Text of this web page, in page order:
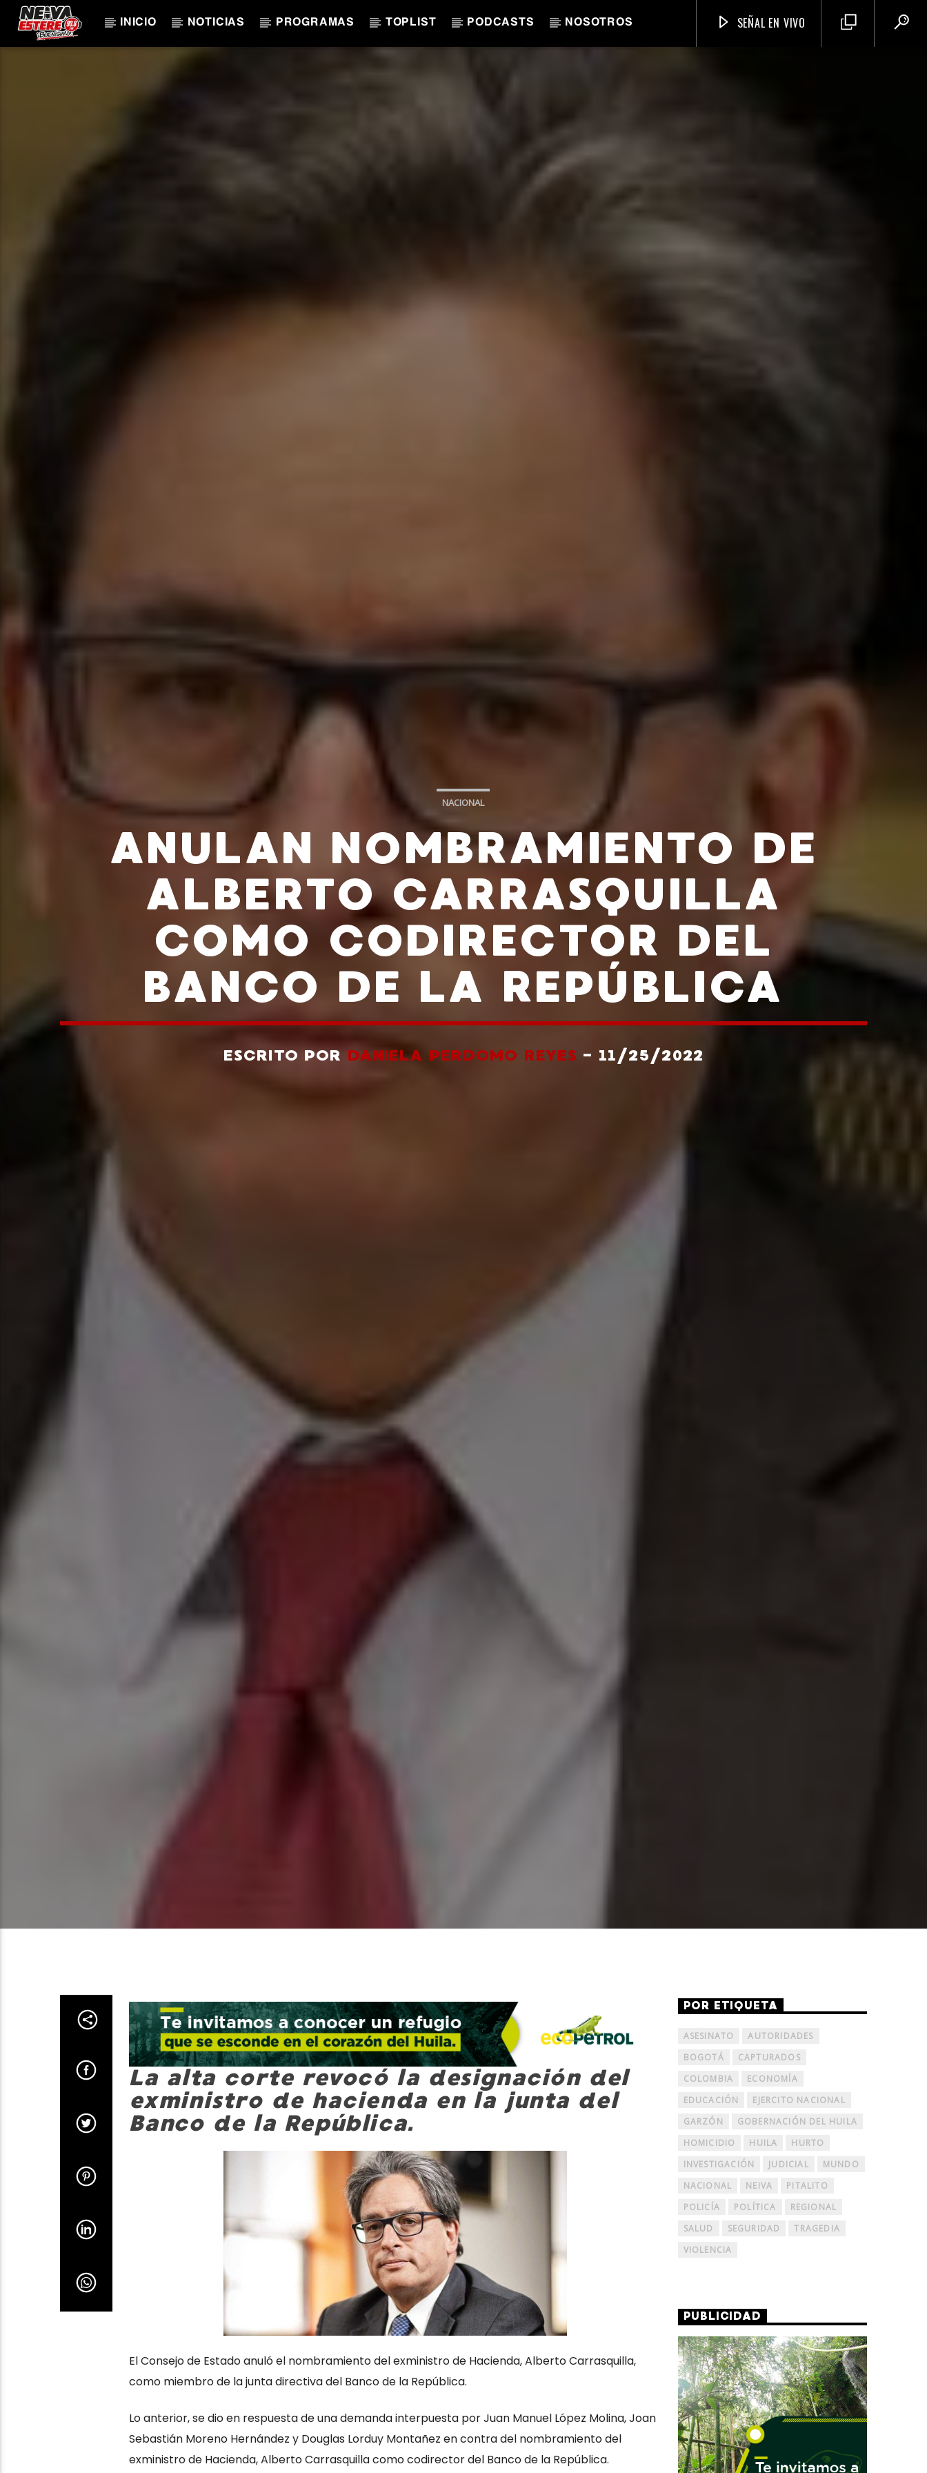
INICIO NOTICIAS PROGRAMAS TOPLIST PODCASTS NOSOTROS SEÑAL EN VIVO
NACIONAL
ANULAN NOMBRAMIENTO DE
ALBERTO CARRASQUILLA
COMO CODIRECTOR DEL
BANCO DE LA REPÚBLICA
ESCRITO POR DANIELA PERDOMO REYES - 11/25/2022
La alta corte revocó la designación del
exministro de hacienda en la junta del
Banco de la República.
El Consejo de Estado anuló el nombramiento del exministro de Hacienda, Alberto Carrasquilla,
como miembro de la junta directiva del Banco de la República.
Lo anterior, se dio en respuesta de una demanda interpuesta por Juan Manuel López Molina, Joan
Sebastián Moreno Hernández y Douglas Lorduy Montañez en contra del nombramiento del
exministro de Hacienda, Alberto Carrasquilla como codirector del Banco de la República.
POR ETIQUETA
ASESINATO
AUTORIDADES
BOGOTÁ
CAPTURADOS
COLOMBIA
ECONOMÍA
EDUCACIÓN
EJERCITO NACIONAL
GARZÓN
GOBERNACIÓN DEL HUILA
HOMICIDIO
HUILA
HURTO
INVESTIGACIÓN
JUDICIAL
MUNDO
NACIONAL
NEIVA
PITALITO
POLICÍA
POLÍTICA
REGIONAL
SALUD
SEGURIDAD
TRAGEDIA
VIOLENCIA
PUBLICIDAD